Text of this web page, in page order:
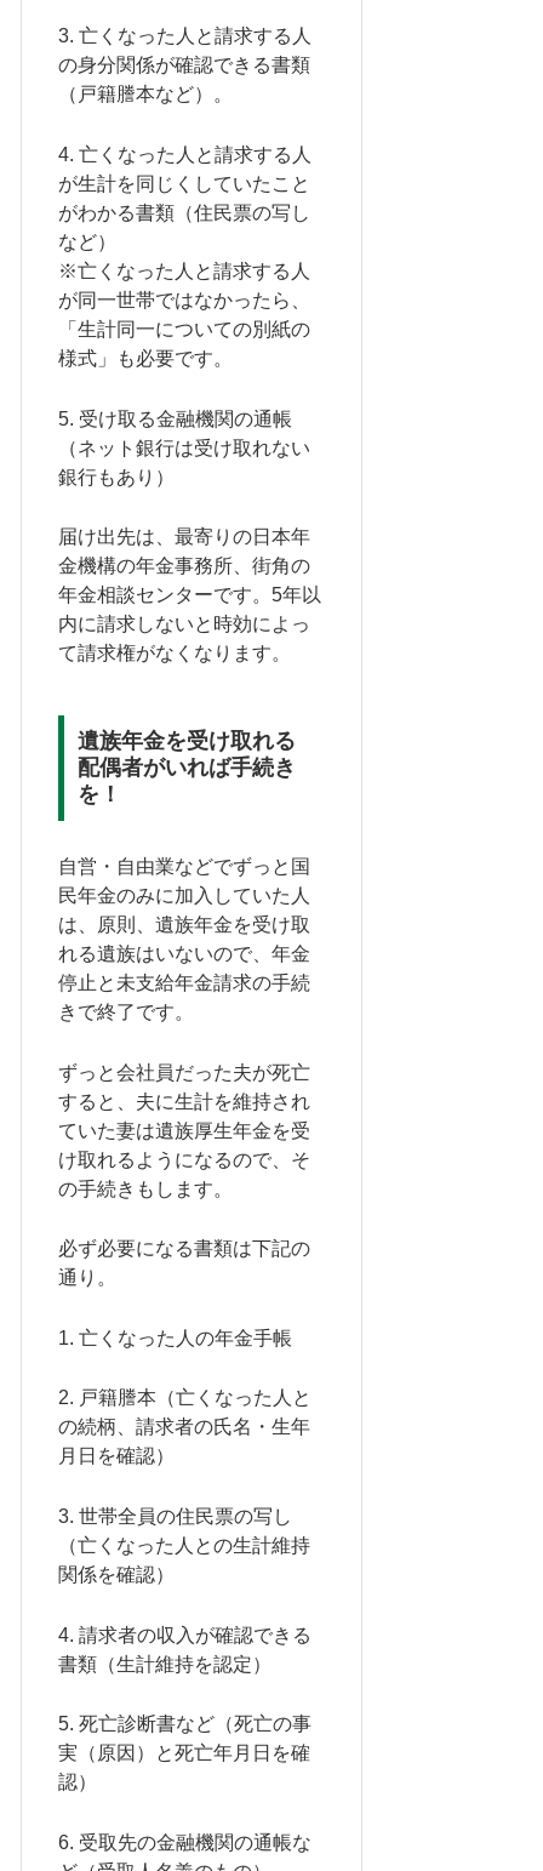
3. 亡くなった人と請求する人
の身分関係が確認できる書類
（戸籍謄本など）。
4. 亡くなった人と請求する人
が生計を同じくしていたこと
がわかる書類（住民票の写し
など）
※亡くなった人と請求する人
が同一世帯ではなかったら、
「生計同一についての別紙の
様式」も必要です。
5. 受け取る金融機関の通帳
（ネット銀行は受け取れない
銀行もあり）
届け出先は、最寄りの日本年
金機構の年金事務所、街角の
年金相談センターです。5年以
内に請求しないと時効によっ
て請求権がなくなります。
遺族年金を受け取れる
配偶者がいれば手続き
を！
自営・自由業などでずっと国
民年金のみに加入していた人
は、原則、遺族年金を受け取
れる遺族はいないので、年金
停止と未支給年金請求の手続
きで終了です。
ずっと会社員だった夫が死亡
すると、夫に生計を維持され
ていた妻は遺族厚生年金を受
け取れるようになるので、そ
の手続きもします。
必ず必要になる書類は下記の
通り。
1. 亡くなった人の年金手帳
2. 戸籍謄本（亡くなった人と
の続柄、請求者の氏名・生年
月日を確認）
3. 世帯全員の住民票の写し
（亡くなった人との生計維持
関係を確認）
4. 請求者の収入が確認できる
書類（生計維持を認定）
5. 死亡診断書など（死亡の事
実（原因）と死亡年月日を確
認）
6. 受取先の金融機関の通帳な